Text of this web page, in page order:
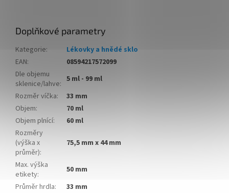
Doplňkové parametry
Kategorie:
Lékovky a hnědé sklo
EAN:
08594217572099
Dle objemu
sklenice/lahve: 5 ml - 99 ml
Rozměr víčka:
33 mm
Objem:
70 ml
Objem plnící:
60 ml
Rozměry
(výška x
průměr):
75,5 mm x 44 mm
Max. výška
etikety:
50 mm
Průměr hrdla:
33 mm